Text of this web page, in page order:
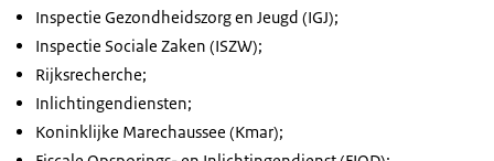
Inspectie Gezondheidszorg en Jeugd (IGJ);
Inspectie Sociale Zaken (ISZW);
Rijksrecherche;
Inlichtingendiensten;
Koninklijke Marechaussee (Kmar);